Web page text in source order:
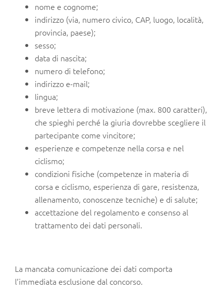
nome e cognome;
indirizzo (via, numero civico, CAP, luogo, località,
provincia, paese);
sesso;
data di nascita;
numero di telefono;
indirizzo e-mail;
lingua;
breve lettera di motivazione (max. 800 caratteri),
che spieghi perché la giuria dovrebbe scegliere il
partecipante come vincitore;
esperienze e competenze nella corsa e nel
ciclismo;
condizioni fisiche (competenze in materia di
corsa e ciclismo, esperienza di gare, resistenza,
allenamento, conoscenze tecniche) e di salute;
accettazione del regolamento e consenso al
trattamento dei dati personali.
La mancata comunicazione dei dati comporta
l’immediata esclusione dal concorso.